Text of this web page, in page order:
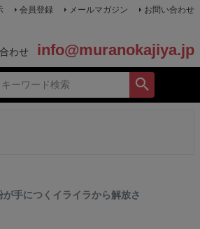
会員登録 メールマガジン お問い合わせ
わせ info@muranokajiya.jp
手につくイライラから解放さ